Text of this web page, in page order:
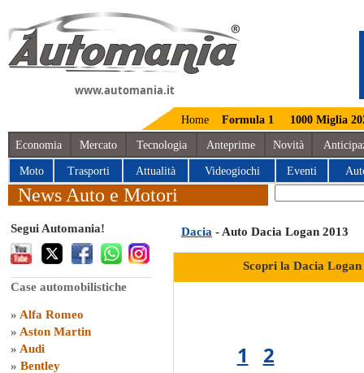
www.automania.it
Home Formula 1 1000 Miglia
Economia Mercato Tecnologia Anteprime Novità
Moto Trasporti Attualità Videogiochi Eventi
News Auto e Motori
Segui Automania!
Case automobilistiche
» Alfa Romeo
» Aston Martin
» Audi
» Bentley
Dacia - Auto Dacia Logan 2013
Scopri la Dacia
1 2